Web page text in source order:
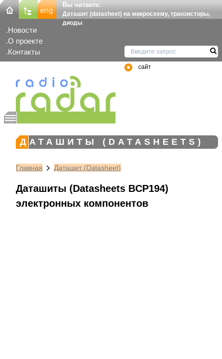
Вы читаете:
Даташит (datasheet) на микросхему, транзисторы,
диоды
Новости
О проекте
Контакты
сайт
ДАТАШИТЫ (DATASHEETS)
Главная Даташит (Datasheet)
Даташиты (Datasheets BCP194)
электронных компонентов